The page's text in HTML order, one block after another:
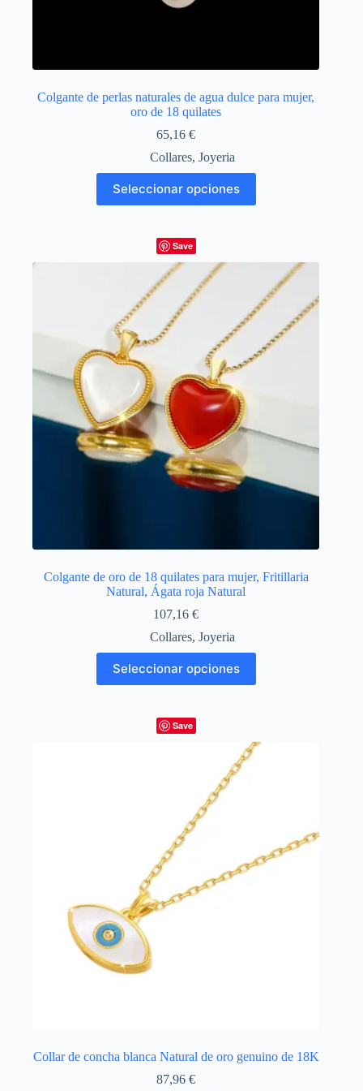
Colgante de perlas naturales de agua dulce para mujer,
oro de 18 quilates
65,16€
Collares, Joyeria
Seleccionar opciones
producto
tiene
variantes.
Las
opciones
pueden
elegir
en
página
producto
Save
Colgante de oro de 18 quilates para mujer, Fritillaria
Natural, Ágata roja Natural
107,16€
Collares, Joyeria
Seleccionar opciones
producto
tiene
variantes.
Las
página
de
Save
Collar de concha blanca Natural de oro genuino de 18K
87,96€